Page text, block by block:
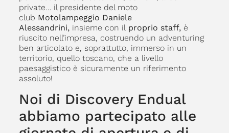
private… il presidente del moto
club Motolampeggio Daniele
Alessandrini,insieme con il proprio staff, è
riuscito nell’impresa, costruendo un adventuring
ben articolato e, soprattutto, immerso in un
territorio, quello toscano, che a livello
paesaggistico è sicuramente un riferimento
assoluto!
Noi di Discovery Endual
abbiamo partecipato alle